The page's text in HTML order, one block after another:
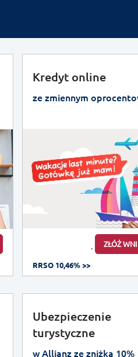
Kredyt online
ze zmiennym
ZŁÓŻ
RRSO 10,46% >>
Ubezpieczenie
turystyczne
w Allianz ze zniżką 10%